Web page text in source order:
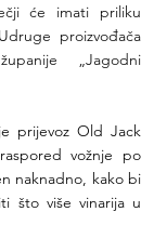
će imati priliku
proizvođača
„Jagodni
prijevoz Old Jack
vožnje po
naknadno, kako bi
što više vinarija u